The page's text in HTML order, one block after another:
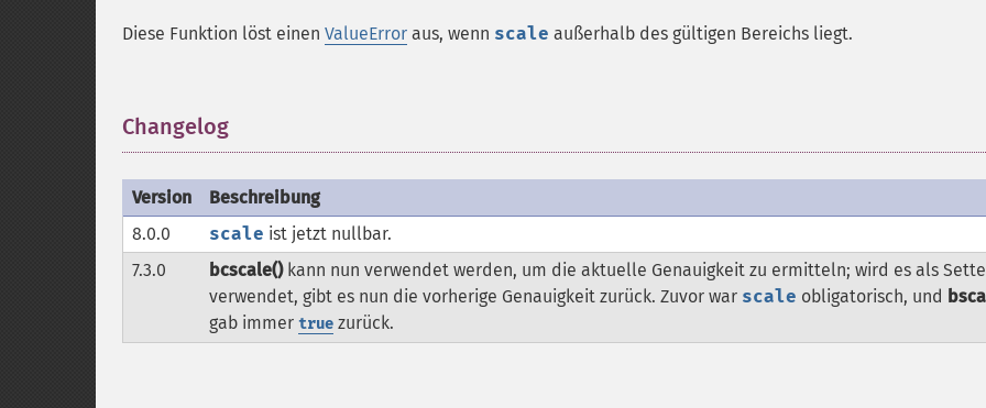
Diese Funktion löst einen ValueError aus, wenn scale außerhalb des gültigen Bereichs liegt.
Changelog
Version
Beschreibung
8.0.0
scale ist jetzt nullbar.
7.3.0
bcscale()kann nun verwendet werden, um die aktuelle Genauigkeit zu ermitteln; wird es als
verwendet, gibt es nun die vorherige Genauigkeit zurück. Zuvor war scale obligatorisch, und
gab immer true zurück.